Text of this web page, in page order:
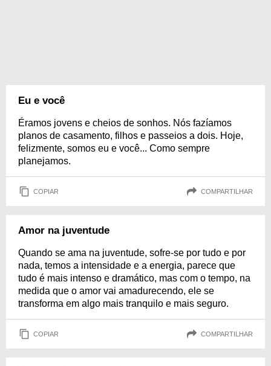
Eu e você
Éramos jovens e cheios de sonhos. Nós fazíamos
planos de casamento, filhos e passeios a dois. Hoje,
felizmente, somos eu e você... Como sempre
planejamos.
COPIAR COMPARTILHAR
Amor na juventude
Quando se ama na juventude, sofre-se por tudo e por
nada, temos a intensidade e a energia, parece que
tudo é mais intenso e dramático, mas com o tempo, na
medida que o amor vai amadurecendo, ele se
transforma em algo mais tranquilo e mais seguro.
COPIAR COMPARTILHAR